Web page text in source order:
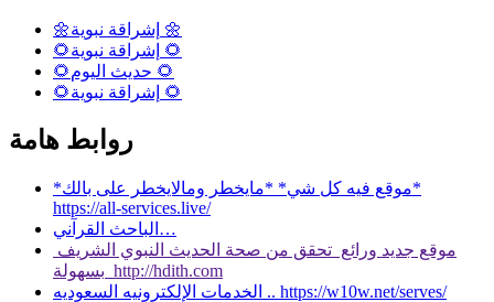
🌼إشراقة نبوية 🌼
🌻إشراقة نبوية 🌻
🌻حديث اليوم 🌻
🌻إشراقة نبوية 🌻
روابط هامة
*موقع فيه كل شي* *مايخطر ومالايخطر على بالك*
https://all-services.live/
الباحث القرآني…
موقع جديد ورائع تحقق من صحة الحديث النبوي الشريف
بسهولة http://hdith.com
الخدمات الإلكترونيه السعوديه .. https://w10w.net/serves/